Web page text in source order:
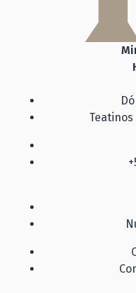
Teatinos